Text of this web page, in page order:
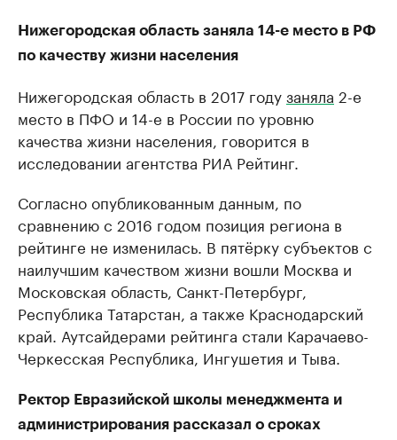
Нижегородская область заняла 14-е место в РФ
по качеству жизни населения
Нижегородская область в 2017 годузаняла 2-е
место в ПФО и 14-е в России по уровню
качества жизни населения, говорится в
исследовании агентства РИА Рейтинг.
Согласно опубликованным данным, по
сравнению с 2016 годом позиция региона в
рейтинге не изменилась. В пятёрку субъектов с
наилучшим качеством жизни вошли Москва и
Московская область, Санкт-Петербург,
Республика Татарстан, а также Краснодарский
край. Аутсайдерами рейтинга стали Карачаево-
Черкесская Республика, Ингушетия и Тыва.
Ректор Евразийской школы менеджмента и
администрирования рассказал о сроках